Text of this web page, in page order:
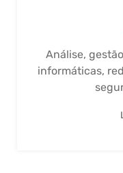
Análise,
informáticas,